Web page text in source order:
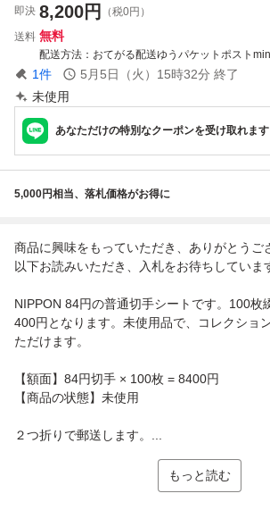
即決 8,200円
（税0円）
送料 無料
配送方法 おてがる配送ゆうパケットポスト
1件 5月5日（火）15時32分 終了
未使用
あなただけの特別なクーポンを受け取れます
5,000円相当、落札価格がお得に
商品に興味をもっていただき、ありがとうご
以下お読みいただき、入札をお待ちしていま
NIPPON 84円の普通切手シートです。100枚
400円となります。未使用品で、コレクショ
ただけます。
【額面】84円切手 × 100枚 = 8400円
【商品の状態】未使用
２つ折りで郵送します。...
もっと読む